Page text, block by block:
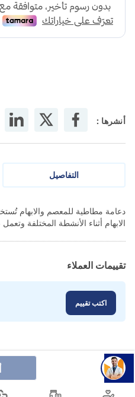
أنشرها :
التفاصيل
دعامة مطاطية للمعصم والابهام
الابهام أثناء الأنشطة المختلفة
تقييمات العملاء
اكتب تقييم